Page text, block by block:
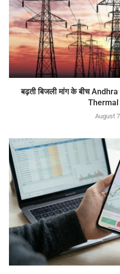
बढ़ती बिजली मांग के बीच
August